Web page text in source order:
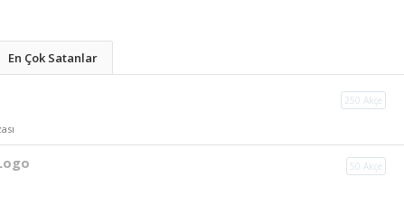
En Çok Satanlar
250 Akçe
50 Akçe